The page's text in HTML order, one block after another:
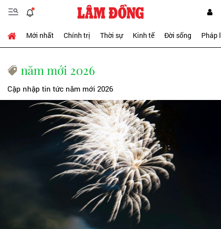
Mới nhất Chính trị Thời sự Kinh tế Đời sống Pháp
năm mới 2026
Cập nhập tin tức năm mới 2026